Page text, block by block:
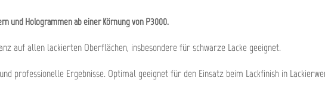
und Hologrammen ab einer Körnung von P3000.
auf allen lackierten Oberflächen, insbesondere für schwarze Lacke geeignet.
professionelle Ergebnisse. Optimal geeignet für den Einsatz beim Lackfinish in